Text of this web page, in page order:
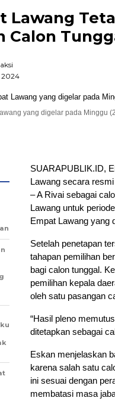
Lawang
Calon
2024
yang digelar pada Minggu
SUARAPUBLIK.ID,
Lawang secara
– A Rivai sebagai
Lawang untuk
Empat Lawang yang
Setelah penetapan
tahapan pemilihan
bagi calon tunggal.
pemilihan kepala
oleh satu pasangan
“Hasil pleno
ditetapkan sebagai
Eskan menjelaskan
karena salah satu
ini sesuai dengan
membatasi masa